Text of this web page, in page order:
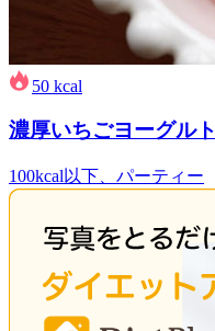
50 kcal
濃厚いちごヨーグルト
100kcal以下、パーティー